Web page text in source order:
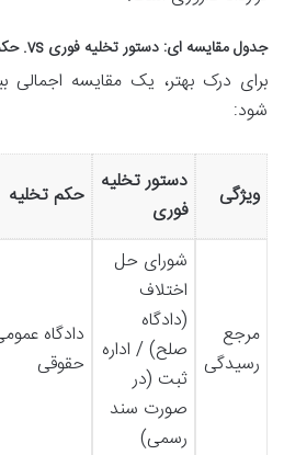
جدول مقایسه ای: دستور تخلیه فوری vs. حکم تخلیه
برای درک بهتر، یک مقایسه اجمالی
شود:
ویژگی
دستور تخلیه
فوری
حکم تخلیه
مرجع
رسیدگی
شورای حل
اختلاف
(دادگاه
صلح) / اداره
ثبت (در
صورت سند
رسمی)
دادگاه
حقوقی